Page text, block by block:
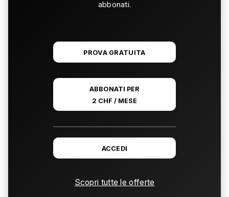
abbonati.
PROVA GRATUITA
ABBONATI PER
2 CHF / MESE
ACCEDI
Scopri tutte le offerte